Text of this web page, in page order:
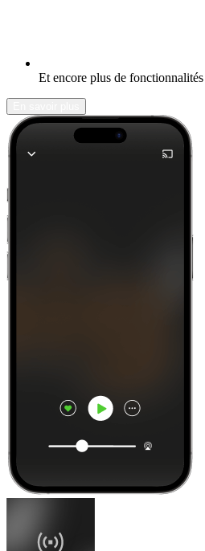
Et encore plus de fonctionnalités